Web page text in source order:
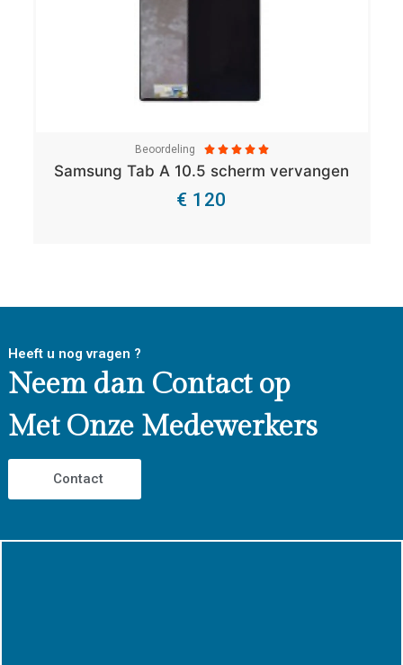
Beoordeling     
Samsung Tab A 10.5 scherm vervangen
€ 120
Bekijk Details
Heeft u nog vragen ?
Neem dan Contact op
Met Onze Medewerkers
Contact